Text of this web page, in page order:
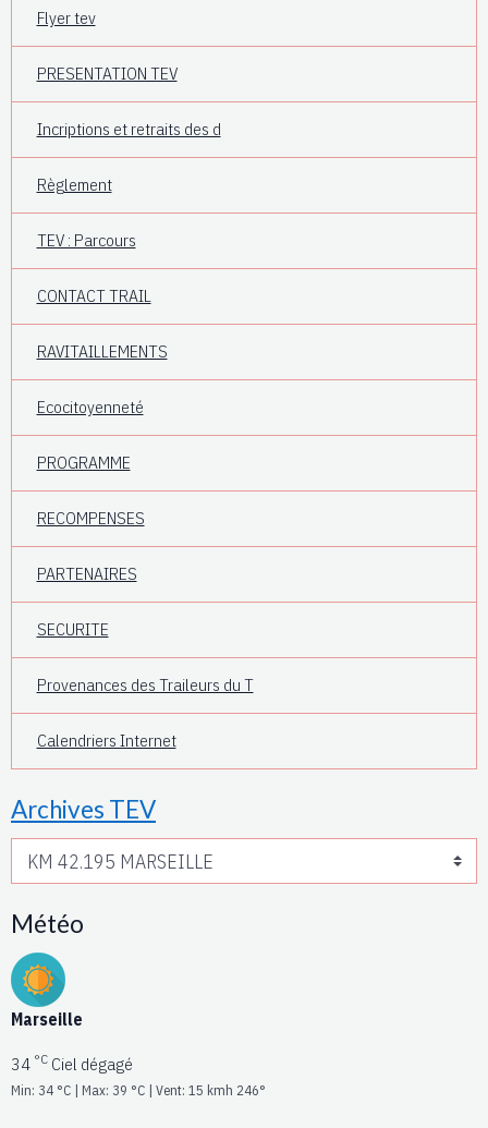
Flyer tev
PRESENTATION TEV
Incriptions et retraits des d
Règlement
TEV : Parcours
CONTACT TRAIL
RAVITAILLEMENTS
Ecocitoyenneté
PROGRAMME
RECOMPENSES
PARTENAIRES
SECURITE
Provenances des Traileurs du T
Calendriers Internet
Archives TEV
Météo
Marseille
34 °C Ciel dégagé
Min: 34 °C | Max: 39 °C | Vent: 15 kmh 246°